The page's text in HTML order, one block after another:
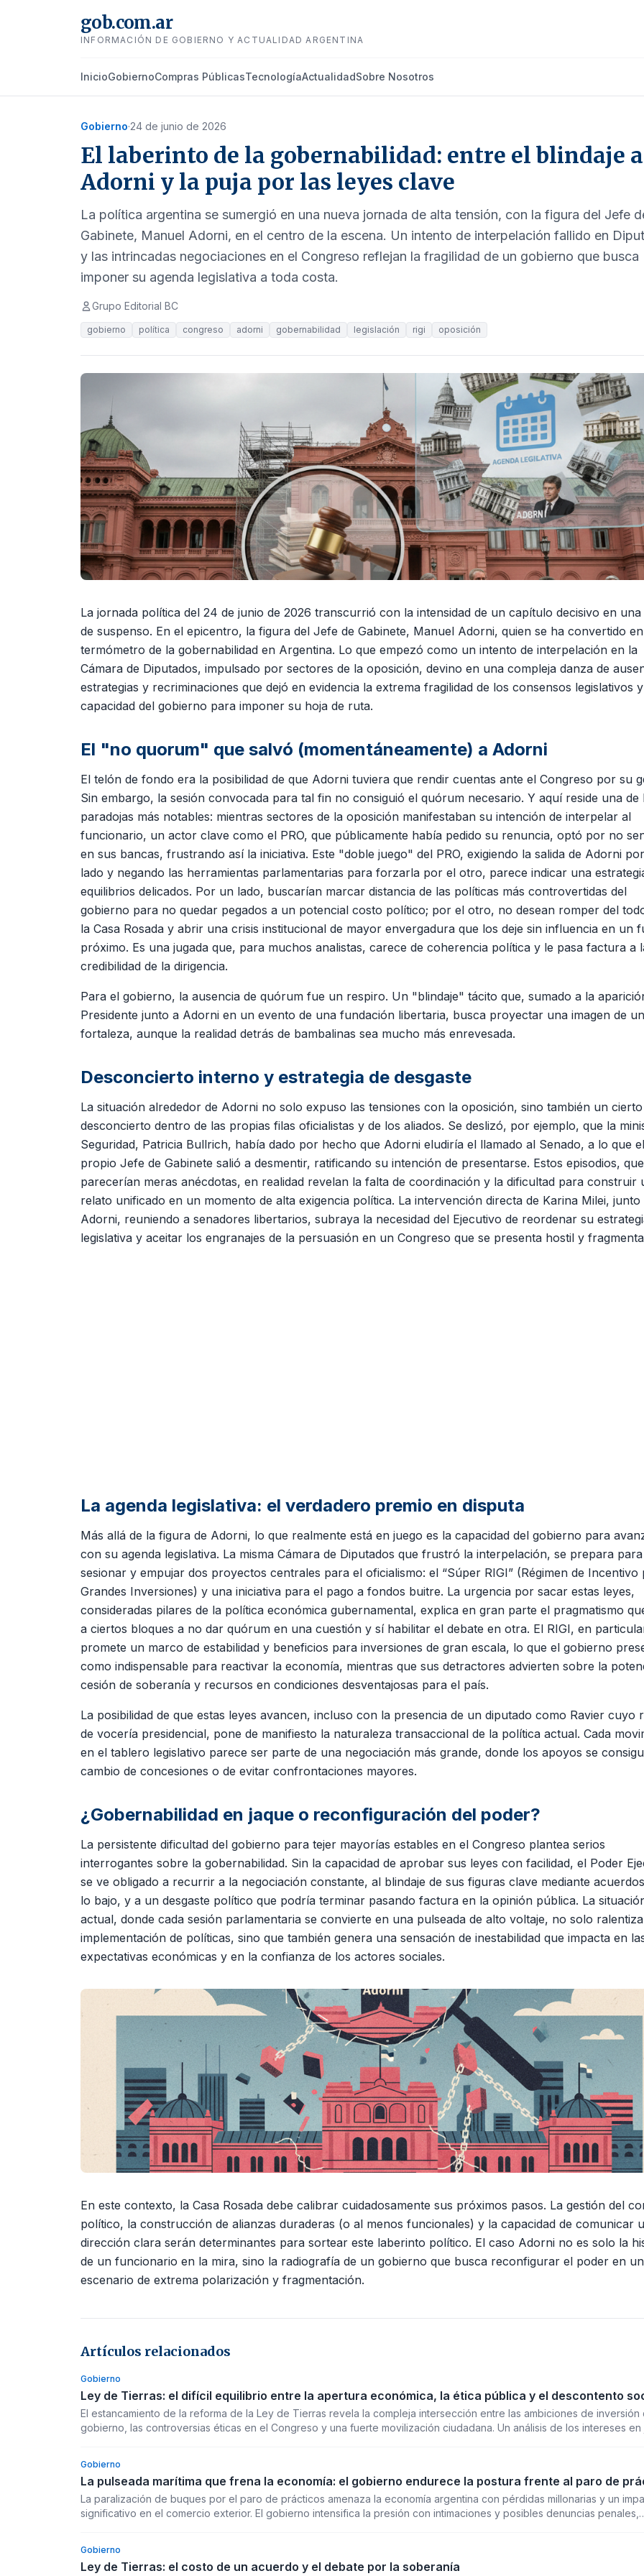
gob.com.ar
INFORMACIÓN DE GOBIERNO Y ACTUALIDAD ARGENTINA
InicioGobiernoCompras PúblicasTecnologíaActualidadSobre Nosotros
Gobierno·24 de junio de 2026
El laberinto de la gobernabilidad: entre el blindaje a
Adorni y la puja por las leyes clave
La política argentina se sumergió en una nueva jornada de alta tensión, con la figura del Jefe
Gabinete, Manuel Adorni, en el centro de la escena. Un intento de interpelación fallido en
y las intrincadas negociaciones en el Congreso reflejan la fragilidad de un gobierno que busca
imponer su agenda legislativa a toda costa.
Grupo Editorial BC
gobierno política congreso adorni gobernabilidad legislación rigi oposición
La jornada política del 24 de junio de 2026 transcurrió con la intensidad de un capítulo decisivo en una
de suspenso. En el epicentro, la figura del Jefe de Gabinete, Manuel Adorni, quien se ha convertido
termómetro de la gobernabilidad en Argentina. Lo que empezó como un intento de interpelación en la
Cámara de Diputados, impulsado por sectores de la oposición, devino en una compleja danza de
estrategias y recriminaciones que dejó en evidencia la extrema fragilidad de los consensos legislativos
capacidad del gobierno para imponer su hoja de ruta.
El "no quorum" que salvó (momentáneamente) a Adorni
El telón de fondo era la posibilidad de que Adorni tuviera que rendir cuentas ante el Congreso por su
Sin embargo, la sesión convocada para tal fin no consiguió el quórum necesario. Y aquí reside una de
paradojas más notables: mientras sectores de la oposición manifestaban su intención de interpelar al
funcionario, un actor clave como el PRO, que públicamente había pedido su renuncia, optó por no
en sus bancas, frustrando así la iniciativa. Este "doble juego" del PRO, exigiendo la salida de Adorni
lado y negando las herramientas parlamentarias para forzarla por el otro, parece indicar una
equilibrios delicados. Por un lado, buscarían marcar distancia de las políticas más controvertidas del
gobierno para no quedar pegados a un potencial costo político; por el otro, no desean romper del
la Casa Rosada y abrir una crisis institucional de mayor envergadura que los deje sin influencia en un
próximo. Es una jugada que, para muchos analistas, carece de coherencia política y le pasa factura a
credibilidad de la dirigencia.
Para el gobierno, la ausencia de quórum fue un respiro. Un "blindaje" tácito que, sumado a la
Presidente junto a Adorni en un evento de una fundación libertaria, busca proyectar una imagen de
fortaleza, aunque la realidad detrás de bambalinas sea mucho más enrevesada.
Desconcierto interno y estrategia de desgaste
La situación alrededor de Adorni no solo expuso las tensiones con la oposición, sino también un cierto
desconcierto dentro de las propias filas oficialistas y de los aliados. Se deslizó, por ejemplo, que la
Seguridad, Patricia Bullrich, había dado por hecho que Adorni eludiría el llamado al Senado, a lo que el
propio Jefe de Gabinete salió a desmentir, ratificando su intención de presentarse. Estos episodios, que
parecerían meras anécdotas, en realidad revelan la falta de coordinación y la dificultad para construir
relato unificado en un momento de alta exigencia política. La intervención directa de Karina Milei, junto
Adorni, reuniendo a senadores libertarios, subraya la necesidad del Ejecutivo de reordenar su
legislativa y aceitar los engranajes de la persuasión en un Congreso que se presenta hostil y
La agenda legislativa: el verdadero premio en disputa
Más allá de la figura de Adorni, lo que realmente está en juego es la capacidad del gobierno para
con su agenda legislativa. La misma Cámara de Diputados que frustró la interpelación, se prepara para
sesionar y empujar dos proyectos centrales para el oficialismo: el “Súper RIGI” (Régimen de Incentivo
Grandes Inversiones) y una iniciativa para el pago a fondos buitre. La urgencia por sacar estas leyes,
consideradas pilares de la política económica gubernamental, explica en gran parte el pragmatismo
a ciertos bloques a no dar quórum en una cuestión y sí habilitar el debate en otra. El RIGI, en
promete un marco de estabilidad y beneficios para inversiones de gran escala, lo que el gobierno
como indispensable para reactivar la economía, mientras que sus detractores advierten sobre la
cesión de soberanía y recursos en condiciones desventajosas para el país.
La posibilidad de que estas leyes avancen, incluso con la presencia de un diputado como Ravier cuyo
de vocería presidencial, pone de manifiesto la naturaleza transaccional de la política actual. Cada
en el tablero legislativo parece ser parte de una negociación más grande, donde los apoyos se
cambio de concesiones o de evitar confrontaciones mayores.
¿Gobernabilidad en jaque o reconfiguración del poder?
La persistente dificultad del gobierno para tejer mayorías estables en el Congreso plantea serios
interrogantes sobre la gobernabilidad. Sin la capacidad de aprobar sus leyes con facilidad, el Poder
se ve obligado a recurrir a la negociación constante, al blindaje de sus figuras clave mediante
lo bajo, y a un desgaste político que podría terminar pasando factura en la opinión pública. La
actual, donde cada sesión parlamentaria se convierte en una pulseada de alto voltaje, no solo
implementación de políticas, sino que también genera una sensación de inestabilidad que impacta en
expectativas económicas y en la confianza de los actores sociales.
En este contexto, la Casa Rosada debe calibrar cuidadosamente sus próximos pasos. La gestión del
político, la construcción de alianzas duraderas (o al menos funcionales) y la capacidad de comunicar
dirección clara serán determinantes para sortear este laberinto político. El caso Adorni no es solo la
de un funcionario en la mira, sino la radiografía de un gobierno que busca reconfigurar el poder en un
escenario de extrema polarización y fragmentación.
Artículos relacionados
Gobierno
Ley de Tierras: el difícil equilibrio entre la apertura económica, la ética pública y el descontento
El estancamiento de la reforma de la Ley de Tierras revela la compleja intersección entre las ambiciones de inversión
gobierno, las controversias éticas en el Congreso y una fuerte movilización ciudadana. Un análisis de los intereses en
Gobierno
La pulseada marítima que frena la economía: el gobierno endurece la postura frente al paro de
La paralización de buques por el paro de prácticos amenaza la economía argentina con pérdidas millonarias y un
significativo en el comercio exterior. El gobierno intensifica la presión con intimaciones y posibles denuncias penales,
Gobierno
Ley de Tierras: el costo de un acuerdo y el debate por la soberanía